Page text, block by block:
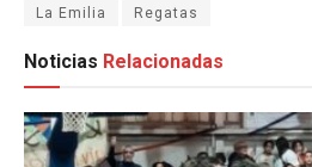
La Emilia Regatas
Noticias Relacionadas